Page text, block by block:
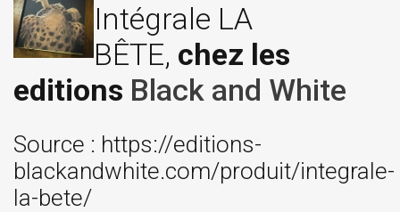
Intégrale LA
BÊTE, chez les
editions Black and White
Source : https://editions-
blackandwhite.com/produit/integrale-
la-bete/